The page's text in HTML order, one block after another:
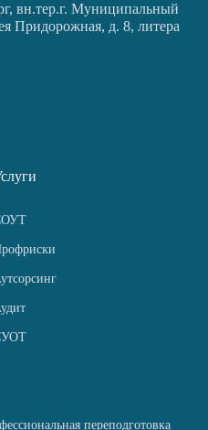
вн.тер.г. Муниципальный
Придорожная, д. 8, литера
переподготовка